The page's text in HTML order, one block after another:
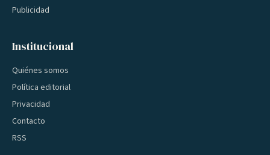
Publicidad
Institucional
Quiénes somos
Política editorial
Privacidad
Contacto
RSS